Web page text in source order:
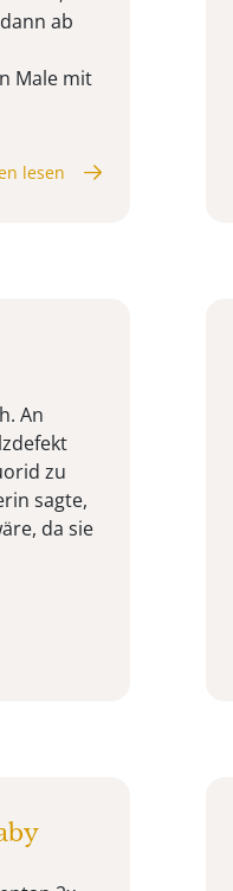
ab
Male mit
lesen
An
zu
sagte,
da sie